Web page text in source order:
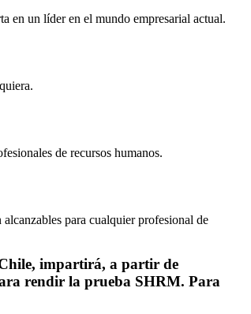
en un líder en el mundo empresarial actual.
de recursos humanos.
para cualquier profesional de
impartirá, a partir de
rendir la prueba SHRM. Para